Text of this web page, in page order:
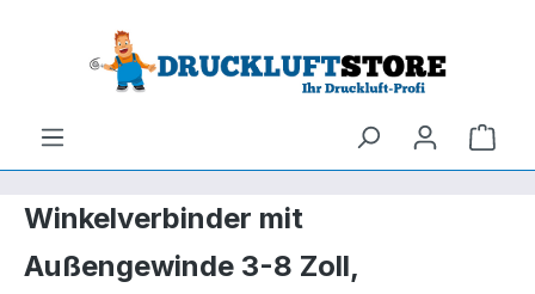
Hauptinhalt springen
Zur Suche springen
Winkelverbinder mit
Außengewinde 3-8 Zoll,